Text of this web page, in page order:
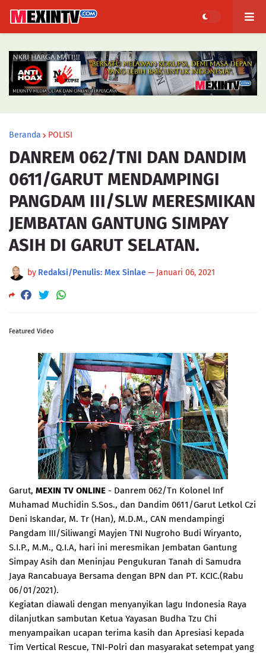
Beranda POLISI
DANREM 062/TNI DAN DANDIM
0611/GARUT MENDAMPINGI
PANGDAM III/SLW MERESMIKAN
JEMBATAN GANTUNG SIMPAY
ASIH DI GARUT SELATAN.
by Redaksi/Penulis: Mex Sinlae— Januari 06, 2021
Featured Video
Garut, MEXIN TV ONLINE - Danrem 062/Tn Kolonel Inf
Muhamad Muchidin S.Sos., dan Dandim 0611/Garut Letkol Czi
Deni Iskandar, M. Tr (Han), M.D.M., CAN mendampingi
Pangdam III/Siliwangi Mayjen TNI Nugroho Budi Wiryanto,
S.I.P., M.M., Q.I.A, hari ini meresmikan Jembatan Gantung
Simpay Asih dan Meninjau Pengukuran Tanah di Samudra
Jaya Rancabuaya Bersama dengan BPN dan PT. KCIC.(Rabu
06/01/2021).
Kegiatan diawali dengan menyanyikan lagu Indonesia Raya
dilanjutkan sambutan Ketua Yayasan Budha Tzu Chi
menyampaikan ucapan terima kasih dan Apresiasi kepada
Tim Vertical Rescue, TNI-Polri dan masyarakat setempat yang